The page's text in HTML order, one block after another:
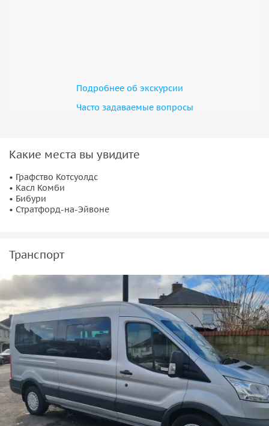
Подробнее об экскурсии
Часто задаваемые вопросы
Какие места вы увидите
• Графство Котсуолдс
• Касл Комби
• Бибури
• Стратфорд-на-Эйвоне
Транспорт